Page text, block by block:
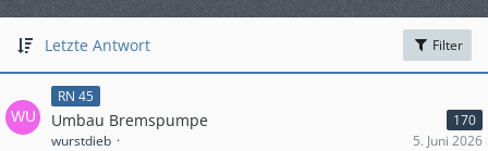
Letzte Antwort Filter
RN 45
Umbau Bremspumpe
170
wurstdieb
5. Juni 2026